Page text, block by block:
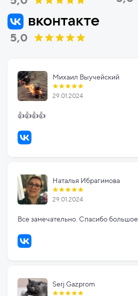
5,0
Михаил Выучейский
29.01.2024
👍👍👍👍
Наталья Ибрагимова
29.01.2024
Все замечательно. Спасибо большое
Serj Gazprom